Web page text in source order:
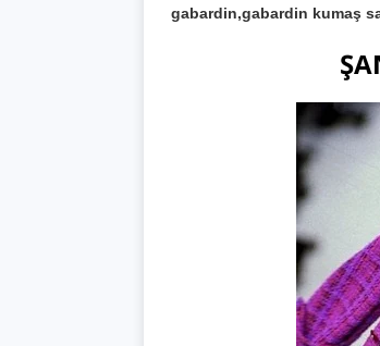
gabardin,gabardin kumaş